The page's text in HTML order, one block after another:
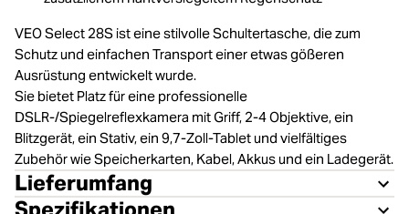
VEO Select 28S ist eine stilvolle Schultertasche, die zum
Schutz und einfachen Transport einer etwas gößeren
Ausrüstung entwickelt wurde.
Sie bietet Platz für eine professionelle
DSLR-/Spiegelreflexkamera mit Griff, 2-4 Objektive, ein
Blitzgerät, ein Stativ, ein 9,7-Zoll-Tablet und vielfältiges
Zubehör wie Speicherkarten, Kabel, Akkus und ein Ladegerät.
Lieferumfang